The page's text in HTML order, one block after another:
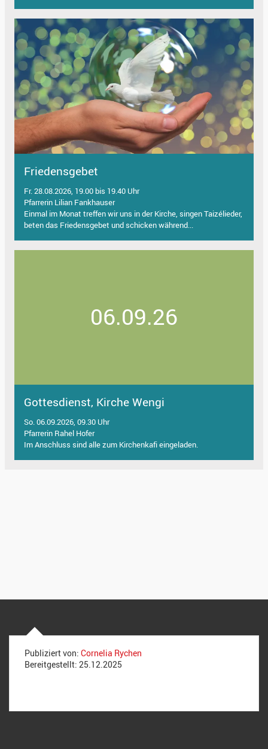
Friedensgebet
Fr. 28.08.2026, 19.00 bis 19.40 Uhr
Pfarrerin Lilian Fankhauser
Einmal im Monat treffen wir uns in der Kirche, singen Taizélieder,
beten das Friedensgebet und schicken während...
06.09.26
Gottesdienst, Kirche Wengi
So. 06.09.2026, 09.30 Uhr
Pfarrerin Rahel Hofer
Im Anschluss sind alle zum Kirchenkafi eingeladen.
Publiziert von: Cornelia Rychen
Bereitgestellt: 25.12.2025